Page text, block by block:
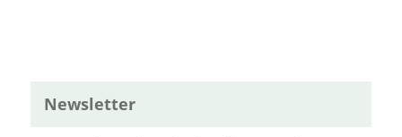
Newsletter